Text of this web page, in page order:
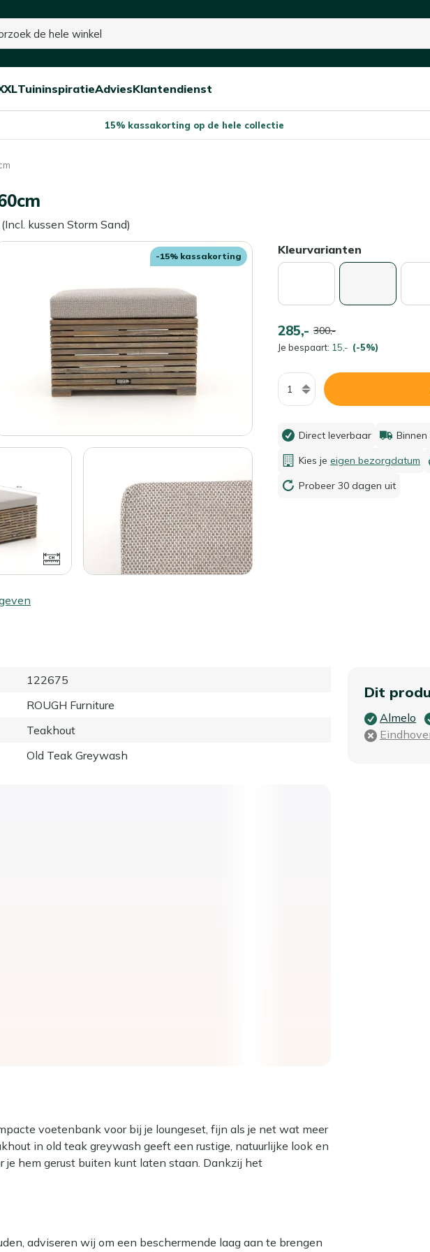
U heeft geen
Open/sluit
Tuininspiratie
Open/sluit
Advies
Open/sluit
Klantendienst
15% kassakorting op de hele collectie
kussen Storm Sand)
-15% kassakorting Kleurvarianten
285,- 300,-
Je bespaart: 15,- (-5%)
Aantal
Direct leverbaar
Kies je eigen bezorgdatum
Probeer 30 dagen uit
122675
ROUGH Furniture
Teakhout
Old Teak Greywash
Dit
Almelo
voetenbank voor bij je loungeset, fijn als je net wat meer
in old teak greywash geeft een rustige, natuurlijke look en
hem gerust buiten kunt laten staan. Dankzij het
loungebank als je je benen omhoog wilt leggen na een
adviseren wij om een beschermende laag aan te brengen